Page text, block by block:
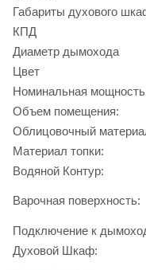
Габариты духового
КПД
Диаметр дымохода
Цвет
Номинальная
Объем помещения:
Облицовочный
Материал топки:
Водяной Контур:
Варочная поверхность:
Подключение к
Духовой Шкаф: